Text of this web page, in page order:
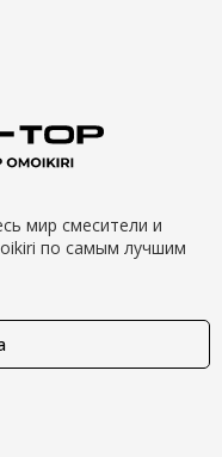
мир смесители и
по самым лучшим